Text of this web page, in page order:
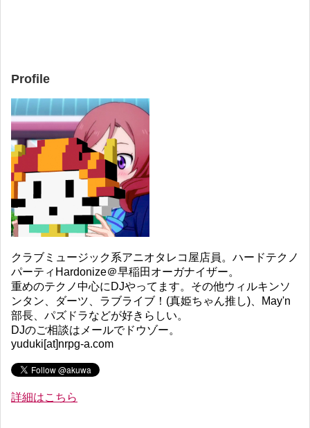
Profile
クラブミュージック系アニオタレコ屋店員。ハードテクノ
パーティHardonize＠早稲田オーガナイザー。
重めのテクノ中心にDJやってます。その他ウィルキンソ
ンタン、ダーツ、ラブライブ！(真姫ちゃん推し)、May'n
部長、パズドラなどが好きらしい。
DJのご相談はメールでドウゾー。
yuduki[at]nrpg-a.com
詳細はこちら